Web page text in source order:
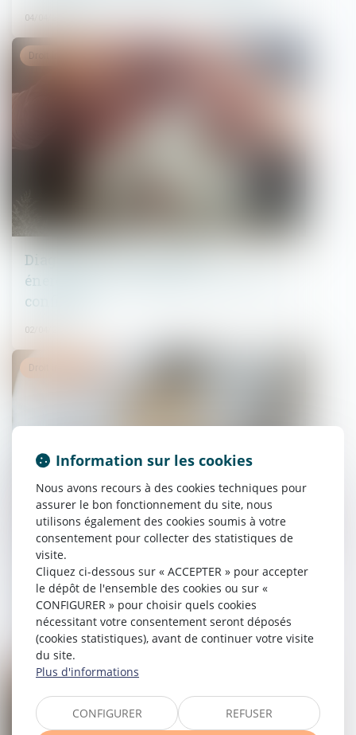
04/04/2025
Diagnostic de performance
énergétique : un plan pour restaurer la
confiance
02/04/2025
Droit immobilier
DPE frauduleux : Le gouvernement
durcit les sanctions contre les
diagnostiqueurs véreux
26/03/2025
Droit immobilier
Droit de la famille, des personnes et de leur patrimoine
Information sur les cookies
Nous avons recours à des cookies techniques pour
assurer le bon fonctionnement du site, nous
utilisons également des cookies soumis à votre
consentement pour collecter des statistiques de
visite.
Cliquez ci-dessous sur « ACCEPTER » pour accepter
le dépôt de l'ensemble des cookies ou sur «
CONFIGURER » pour choisir quels cookies
nécessitant votre consentement seront déposés
(cookies statistiques), avant de continuer votre visite
du site.
Plus d'informations
CONFIGURER REFUSER